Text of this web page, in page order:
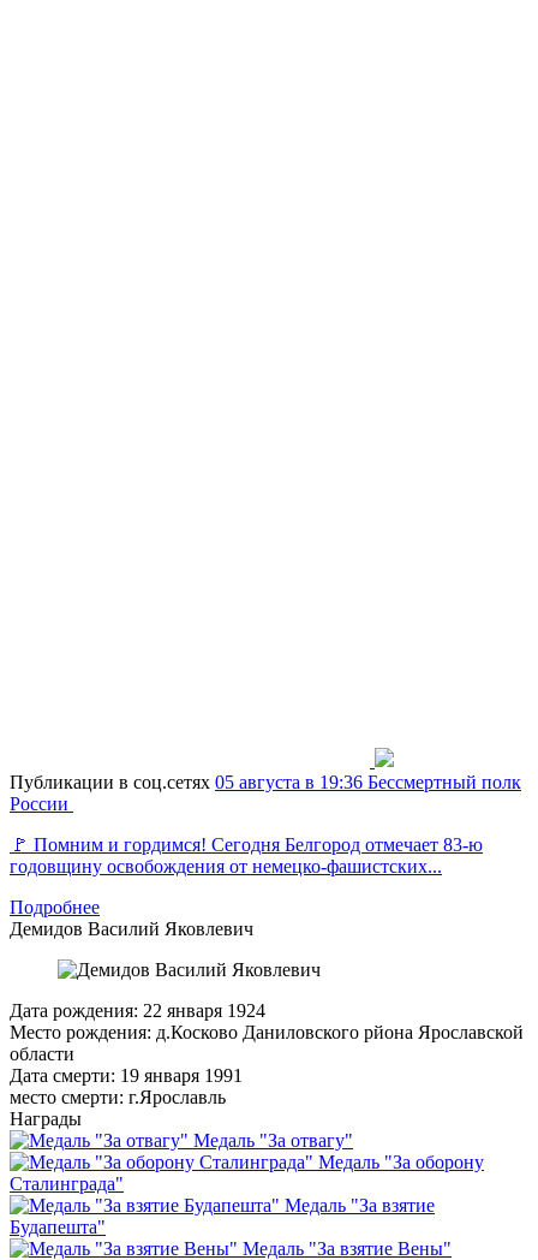
Публикации в соц.сетях 05 августа в 19:36 Бессмертный полк
России
🚩 Помним и гордимся! Сегодня Белгород отмечает 83-ю
годовщину освобождения от немецко-фашистских...
Подробнее
Демидов Василий Яковлевич
Дата рождения: 22 января 1924
Место рождения: д.Косково Даниловского рйона Ярославской
области
Дата смерти: 19 января 1991
место смерти: г.Ярославль
Награды
Медаль "За отвагу"
Медаль "За оборону
Сталинграда"
Медаль "За взятие
Будапешта"
Медаль "За взятие Вены"